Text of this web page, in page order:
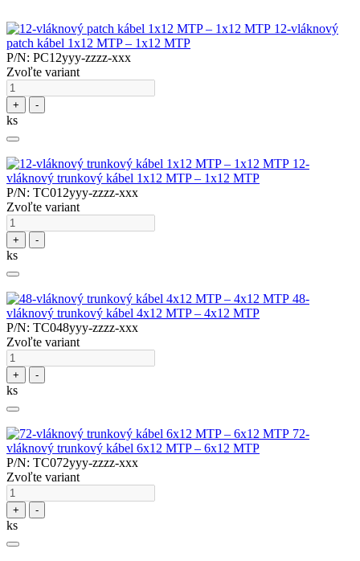
12-vláknový
patch kábel 1x12 MTP – 1x12 MTP
P/N: PC12yyy-zzzz-xxx
Zvoľte variant
+ -
ks
12-
vláknový trunkový kábel 1x12 MTP – 1x12 MTP
P/N: TC012yyy-zzzz-xxx
Zvoľte variant
+ -
ks
48-
vláknový trunkový kábel 4x12 MTP – 4x12 MTP
P/N: TC048yyy-zzzz-xxx
Zvoľte variant
+ -
ks
72-
vláknový trunkový kábel 6x12 MTP – 6x12 MTP
P/N: TC072yyy-zzzz-xxx
Zvoľte variant
+ -
ks